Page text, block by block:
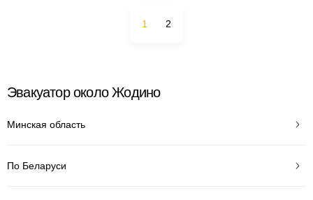
1 2
Эвакуатор около Жодино
Минская область
По Беларуси